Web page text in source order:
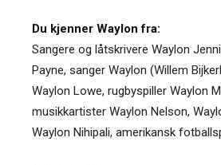
Du kjenner Waylon fra:
Sangere og låtskrivere Waylon
Payne, sanger Waylon (Willem
Waylon Lowe, rugbyspiller Waylon
musikkartister Waylon Nelson,
Waylon Nihipali, amerikansk